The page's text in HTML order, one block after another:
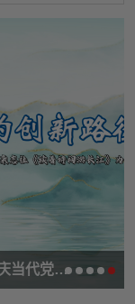
党媒重大主题作品的创新路径——以重庆当代党员杂志社《读着诗词游长江》为例